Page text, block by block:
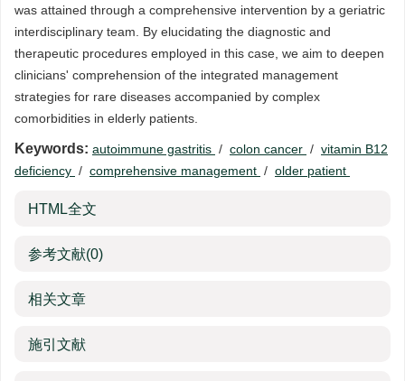
was attained through a comprehensive intervention by a geriatric
interdisciplinary team. By elucidating the diagnostic and
therapeutic procedures employed in this case, we aim to deepen
clinicians' comprehension of the integrated management
strategies for rare diseases accompanied by complex
comorbidities in elderly patients.
Keywords: autoimmune gastritis / colon cancer / vitamin B12
deficiency / comprehensive management / older patient
HTML全文
参考文献(0)
相关文章
施引文献